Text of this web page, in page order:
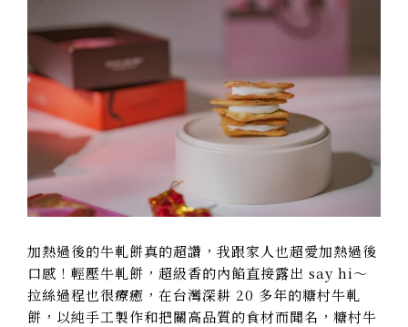
加熱過後的牛軋餅真的超讚，我跟家人也超愛加熱過後
口感！輕壓牛軋餅，超級香的內餡直接露出 say hi～
拉絲過程也很療癒，在台灣深耕 20 多年的糖村牛軋
餅 ，以純手工製作和把關高品質的食材而聞名，糖村牛